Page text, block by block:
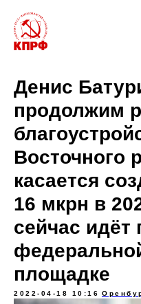
Денис
продолжим
Восточного
касается
16 мкрн в
сейчас идёт
площадке
2022-04-18 10:16